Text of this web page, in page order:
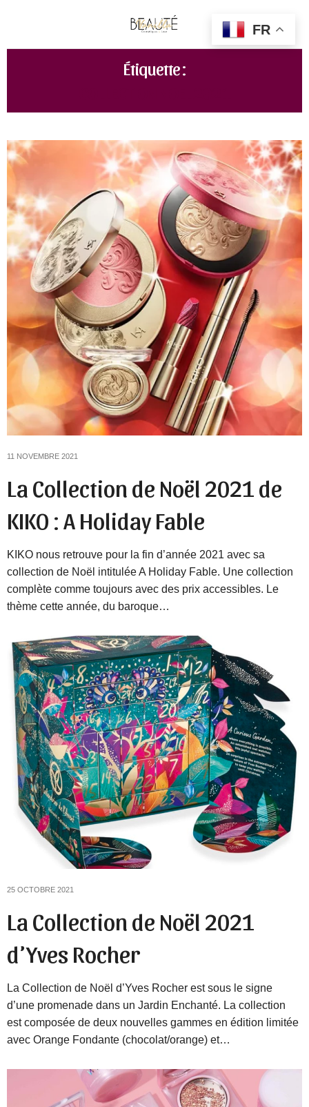
Étiquette :
11 NOVEMBRE 2021
La Collection de Noël 2021 de
KIKO : A Holiday Fable
KIKO nous retrouve pour la fin d’année 2021 avec sa
collection de Noël intitulée A Holiday Fable. Une collection
complète comme toujours avec des prix accessibles. Le
thème cette année, du baroque…
25 OCTOBRE 2021
La Collection de Noël 2021
d’Yves Rocher
La Collection de Noël d’Yves Rocher est sous le signe
d’une promenade dans un Jardin Enchanté. La collection
est composée de deux nouvelles gammes en édition limitée
avec Orange Fondante (chocolat/orange) et…
FR